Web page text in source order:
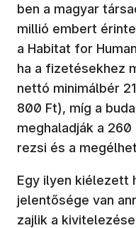
ben a magyar
millió embert
a Habitat for
ha a fizetésekhez
nettó minimálbér
800 Ft), míg a
meghaladják a
rezsi és a
Egy ilyen kiélezett
jelentősége van
zajlik a